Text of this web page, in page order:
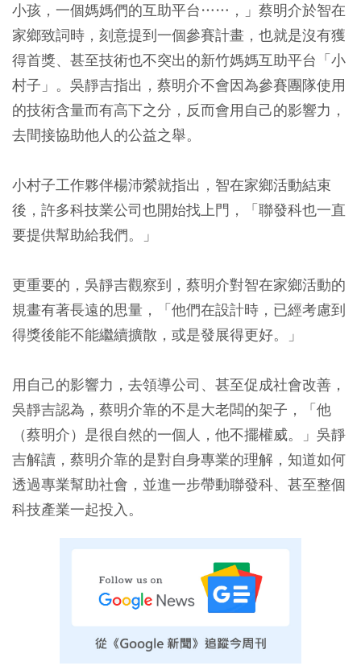
小孩，一個媽媽們的互助平台……，」蔡明介於智在
家鄉致詞時，刻意提到一個參賽計畫，也就是沒有獲
得首獎、甚至技術也不突出的新竹媽媽互助平台「小
村子」。吳靜吉指出，蔡明介不會因為參賽團隊使用
的技術含量而有高下之分，反而會用自己的影響力，
去間接協助他人的公益之舉。
小村子工作夥伴楊沛縈就指出，智在家鄉活動結束
後，許多科技業公司也開始找上門，「聯發科也一直
要提供幫助給我們。」
更重要的，吳靜吉觀察到，蔡明介對智在家鄉活動的
規畫有著長遠的思量，「他們在設計時，已經考慮到
得獎後能不能繼續擴散，或是發展得更好。」
用自己的影響力，去領導公司、甚至促成社會改善，
吳靜吉認為，蔡明介靠的不是大老闆的架子，「他
（蔡明介）是很自然的一個人，他不擺權威。」吳靜
吉解讀，蔡明介靠的是對自身專業的理解，知道如何
透過專業幫助社會，並進一步帶動聯發科、甚至整個
科技產業一起投入。